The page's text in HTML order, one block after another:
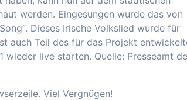
werden. Eingesungen wurde das von
Dieses Irische Volkslied wurde für
auch Teil des für das Projekt
wieder live starten. Quelle: Presseamt
Viel Vergnügen!